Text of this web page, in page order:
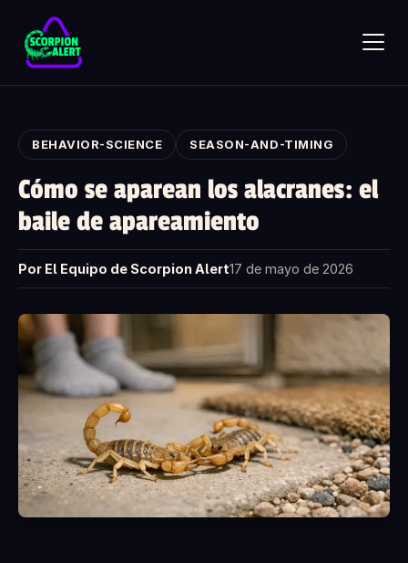
BEHAVIOR-SCIENCE SEASON-AND-TIMING
Cómo se aparean los alacranes: el
baile de apareamiento
Por El Equipo de Scorpion Alert17 de mayo de 2026
SCORPION ALERT
AI assistant · online
Hola — ¿qué te gustaría saber?
Pregunta lo que quieras sobre Scorpion Alert. Elige una
pregunta de inicio o escribe la tuya.
¿Cómo funciona el detector de alacranes?
¿Cuánto cuesta?
¿Es seguro con niños y mascotas?
¿Qué incluye la caja?